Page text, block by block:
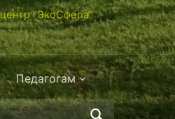
"ЭкоСфера"
Педагогам